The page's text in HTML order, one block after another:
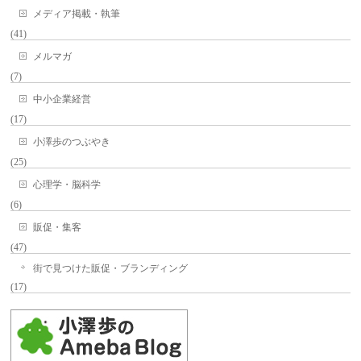
メディア掲載・執筆
(41)
メルマガ
(7)
中小企業経営
(17)
小澤歩のつぶやき
(25)
心理学・脳科学
(6)
販促・集客
(47)
街で見つけた販促・ブランディング
(17)